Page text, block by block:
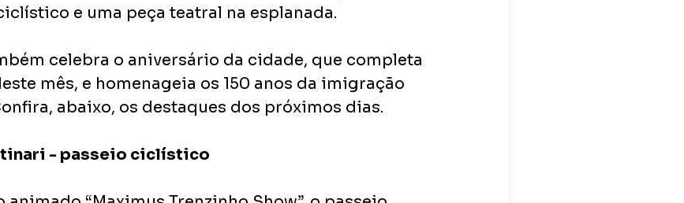
e uma peça teatral na esplanada.
celebra o aniversário da cidade, que completa
mês, e homenageia os 150 anos da imigração
abaixo, os destaques dos próximos dias.
- passeio ciclístico